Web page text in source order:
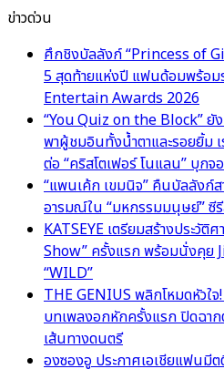
ข่าวด่วน
ศึกชิงบัลลังก์ “Princess of
5 สุดท้ายแห่งปี แฟนด้อมพร้อม
Entertain Awards 2026
“You Quiz on the Block” ยั
พาผู้ชมอินทั้งน้ำตาและรอยยิ้ม
ต่อ “คริสโตเฟอร์ โนแลน” บุกจ
“แพนเค้ก เขมนิจ” คืนบัลลังก์
อารมณ์ใน “มหกรรมมนุษย์” ซี
KATSEYE เตรียมสร้างประวั
Show” ครั้งแรก พร้อมนั่งคุย
“WILD”
THE GENIUS พลิกโหมดหัวใ
บทเพลงอกหักครั้งแรก ปิดฉา
เส้นทางดนตรี
องซองอู ประกาศเอเชียแฟนมี